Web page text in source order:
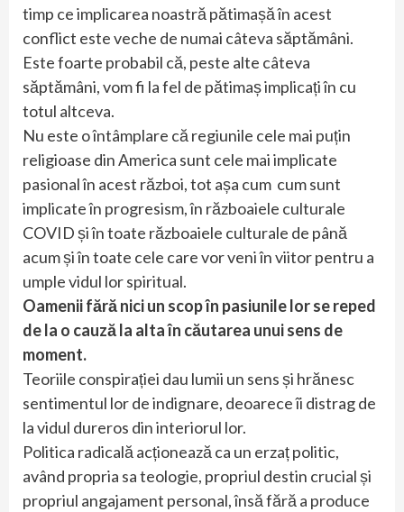
timp ce implicarea noastră pătimașă în acest
conflict este veche de numai câteva săptămâni.
Este foarte probabil că, peste alte câteva
săptămâni, vom fi la fel de pătimaș implicați în cu
totul altceva.
Nu este o întâmplare că regiunile cele mai puțin
religioase din America sunt cele mai implicate
pasional în acest război, tot așa cum cum sunt
implicate în progresism, în războaiele culturale
COVID și în toate războaiele culturale de până
acum și în toate cele care vor veni în viitor pentru a
umple vidul lor spiritual.
Oamenii fără nici un scop în pasiunile lor se reped
de la o cauză la alta în căutarea unui sens de
moment.
Teoriile conspirației dau lumii un sens și hrănesc
sentimentul lor de indignare, deoarece îi distrag de
la vidul dureros din interiorul lor.
Politica radicală acționează ca un erzaț politic,
având propria sa teologie, propriul destin crucial și
propriul angajament personal, însă fără a produce